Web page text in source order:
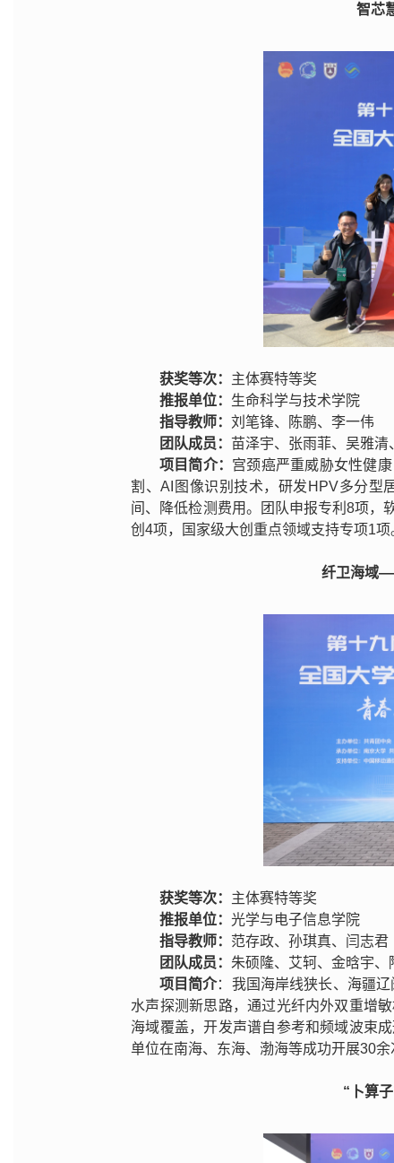
智芯
获奖等次： 主体赛特等奖
推报单位： 生命科学与技术学院
指导教师： 刘笔锋、陈鹏、李一伟
团队成员： 苗泽宇、张雨菲、吴雅
项目简介： 宫颈癌严重威胁女性健
割、AI图像识别技术，研发HPV多分型
间、降低检测费用。团队申报专利8项，
创4项，国家级大创重点领域支持专项1项
纤卫海域
获奖等次： 主体赛特等奖
推报单位： 光学与电子信息学院
指导教师： 范存政、孙琪真、闫志君
团队成员： 朱硕隆、艾轲、金晗宇
项目简介：我国海岸线狭长、海疆
水声探测新思路，通过光纤内外双重增
海域覆盖，开发声谱自参考和频域波束
单位在南海、东海、渤海等成功开展30
“卜算